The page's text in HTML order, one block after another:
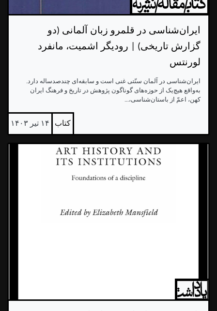
ایران‌شناسی در قلمرو زبان آلمانی (دو
گزارش تاریخی) | رودیگر اشمیت، مانفرد
لورنتس
ایران‌شناسی در آلمان سنّتی غنی است و سابقه‌ای چندصدساله دارد.
به‌واقع هیچ‌یک از حوزه‌های گوناگون پژوهش در تاریخ و فرهنگ ایران
کهن، اعمّ از باستان‌شناسی،...
کتاب ۱۴ تیر ۱۴۰۳